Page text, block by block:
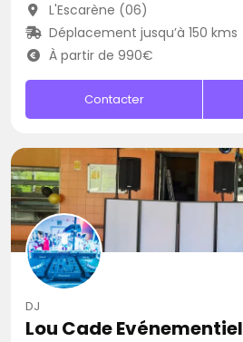
L'Escarène (06)
Déplacement jusqu’à 150 kms
À partir de 990€
Contacter
DJ
Lou Cade Evénementiel